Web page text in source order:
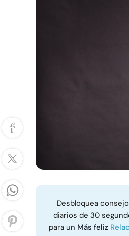
Desbloquea
diarios de 30
para un Más feliz